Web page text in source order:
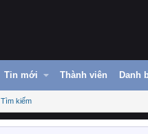
Tin mới Thành viên Danh
Tìm kiếm